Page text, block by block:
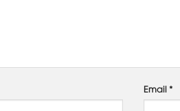
Email *